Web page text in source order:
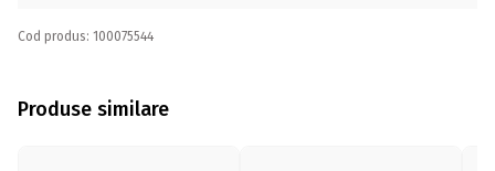
Cod produs: 100075544
Produse similare